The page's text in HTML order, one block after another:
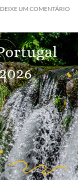
DEIXE UM COMENTÁRIO